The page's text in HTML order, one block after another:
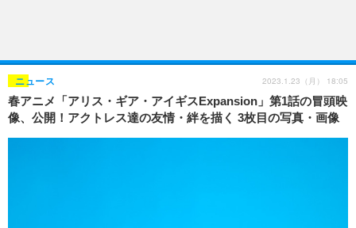
ゲーム グッズ
海外イベント ビジネス
俳優・タレント アーティスト
ビジネス
アニメ 実写
書評 イベント
動画
アニメ 映画/ドラマ
連載・コラム
春アニメ「アリス・ギア・アイギスExpansion」第1話の冒頭映
像、公開！アクトレス達の友情・絆を描く 3枚目の写真・画像
ニュース 2023.1.23（月） 18:05